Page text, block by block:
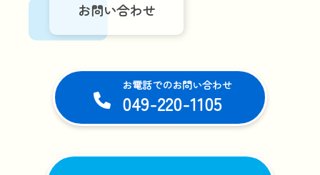
お問い合わせ
お電話でのお問い合わせ
049-220-1105